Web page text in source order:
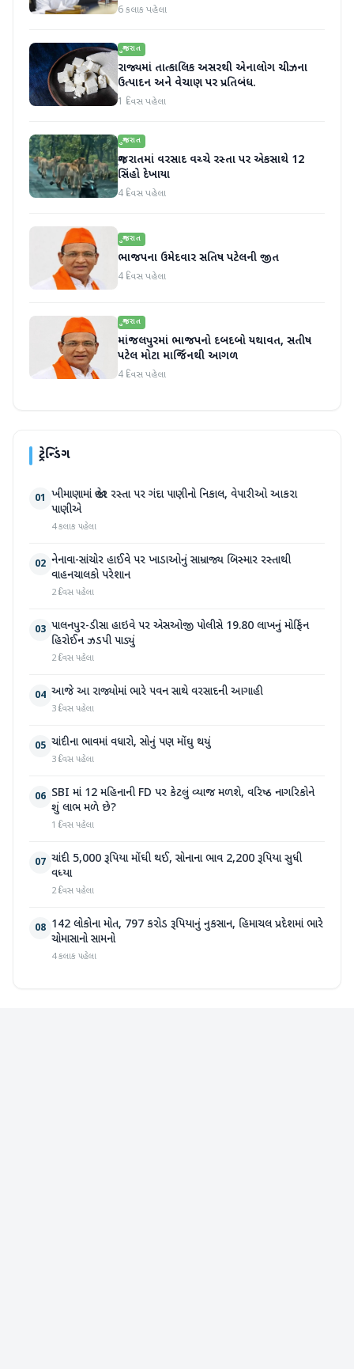
6 કલાક પહેલા
ગુજરાત
રાજ્યમાં તાત્કાલિક અસરથી એનાલોગ ચીઝના
ઉત્પાદન અને વેચાણ પર પ્રતિબંધ.
1 દિવસ પહેલા
ગુજરાત
ગુજરાતમાં વરસાદ વચ્ચે રસ્તા પર એકસાથે 12
સિંહો દેખાયા
4 દિવસ પહેલા
ગુજરાત
ભાજપના ઉમેદવાર સતિષ પટેલની જીત
4 દિવસ પહેલા
ગુજરાત
માંજલપુરમાં ભાજપનો દબદબો યથાવત, સતીષ
પટેલ મોટા માર્જિનથી આગળ
4 દિવસ પહેલા
ટ્રેન્ડિંગ
01 ખીમાણામાં જાહેર રસ્તા પર ગંદા પાણીનો નિકાલ, વેપારીઓ આકરા
પાણીએ
4 કલાક પહેલા
02 નેનાવા-સાંચોર હાઈવે પર ખાડાઓનું સામ્રાજ્ય બિસ્માર રસ્તાથી
વાહનચાલકો પરેશાન
2 દિવસ પહેલા
03 પાલનપુર-ડીસા હાઇવે પર એસઓજી પોલીસે 19.80 લાખનું મોર્ફિન
હિરોઈન ઝડપી પાડ્યું
2 દિવસ પહેલા
04 આજે આ રાજ્યોમાં ભારે પવન સાથે વરસાદની આગાહી
3 દિવસ પહેલા
05 ચાંદીના ભાવમાં વધારો, સોનું પણ મોંઘુ થયું
3 દિવસ પહેલા
06 SBI માં 12 મહિનાની FD પર કેટલું વ્યાજ મળશે, વરિષ્ઠ નાગરિકોને
શું લાભ મળે છે?
1 દિવસ પહેલા
07 ચાંદી 5,000 રૂપિયા મોંઘી થઈ, સોનાના ભાવ 2,200 રૂપિયા સુધી
વધ્યા
2 દિવસ પહેલા
08 142 લોકોના મોત, 797 કરોડ રૂપિયાનું નુકસાન, હિમાચલ પ્રદેશમાં ભારે
ચોમાસાનો સામનો
4 કલાક પહેલા